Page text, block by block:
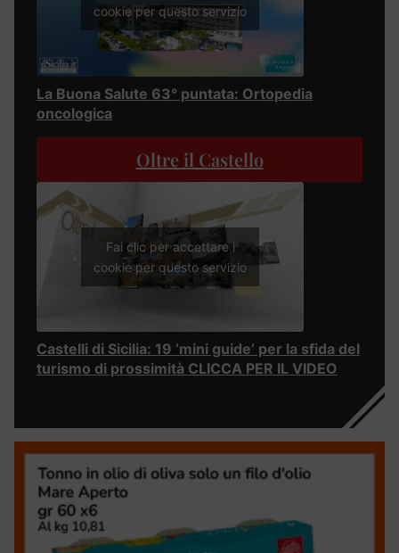
cookie per questo servizio
La Buona Salute 63° puntata: Ortopedia
oncologica
Oltre il Castello
Fai clic per accettare i
cookie per questo servizio
Castelli di Sicilia: 19 ‘mini guide’ per la sfida del
turismo di prossimità CLICCA PER IL VIDEO